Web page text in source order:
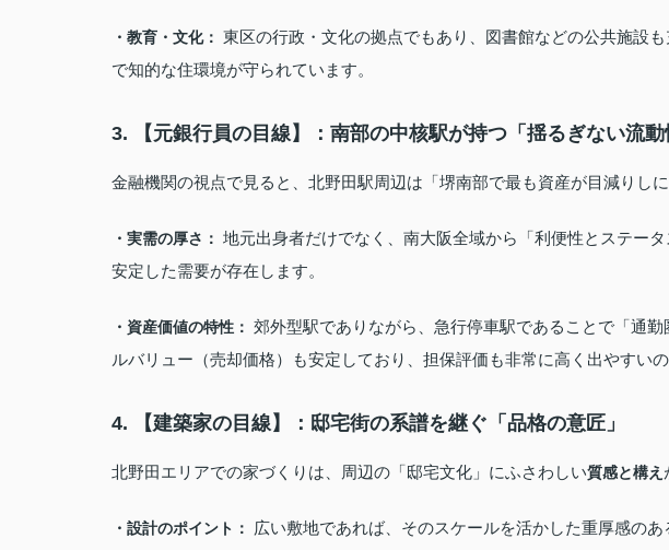
・教育・文化： 東区の行政・文化の拠点でもあり、図書館などの公共施設
で知的な住環境が守られています。
3. 【元銀行員の目線】：南部の中核駅が持つ「揺るぎない流動
金融機関の視点で見ると、北野田駅周辺は「堺南部で最も資産が目減りし
・実需の厚さ： 地元出身者だけでなく、南大阪全域から「利便性とステー
安定した需要が存在します。
・資産価値の特性： 郊外型駅でありながら、急行停車駅であることで「通
ルバリュー（売却価格）も安定しており、担保評価も非常に高く出やすいの
4. 【建築家の目線】：邸宅街の系譜を継ぐ「品格の意匠」
北野田エリアでの家づくりは、周辺の「邸宅文化」にふさわしい質感と構え
・設計のポイント：
広い敷地であれば、そのスケールを活かした重厚感の